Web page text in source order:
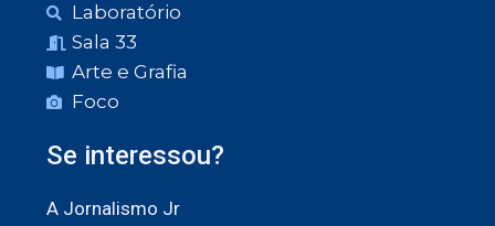
Laboratório
Sala 33
Arte e Grafia
Foco
Se interessou?
A Jornalismo Jr